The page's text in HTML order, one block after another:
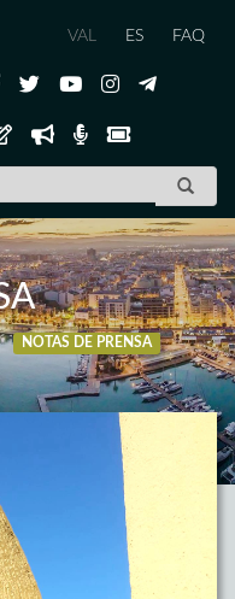
VAL ES FAQ
NOTAS DE PRENSA